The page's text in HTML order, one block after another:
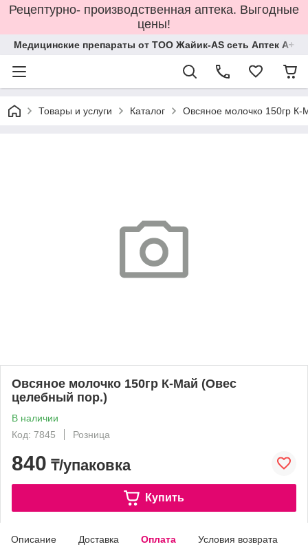
Рецептурно- производственная аптека. Выгодные
цены!
Медицинские препараты от ТОО Жайик-AS сеть Аптек А+
Товары и услуги Каталог Овсяное молочко 150гр
Овсяное молочко 150гр К-Май (Овес
целебный пор.)
В наличии
Код: 7845
Розница
840 ₸/упаковка
Купить
Описание Доставка Оплата Условия возврата